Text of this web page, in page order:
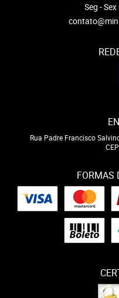
Seg -
Rua Padre Francisco
FORMAS